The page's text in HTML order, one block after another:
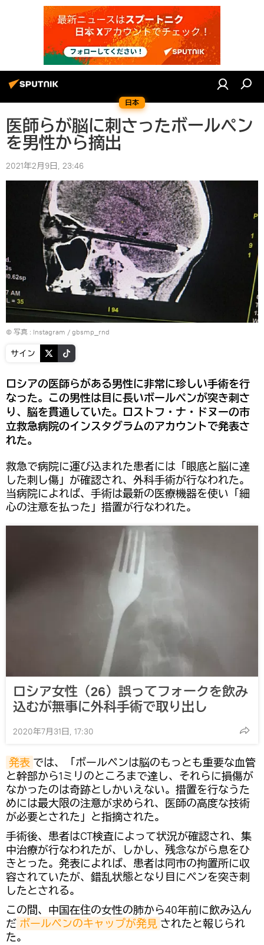
日本
医師らが脳に刺さったボールペン
を男性から摘出
2021年2月9日, 23:46
© 写真 : Instagram / gbsmp_rnd
サイン
ロシアの医師らがある男性に非常に珍しい手術を行
なった。この男性は目に長いボールペンが突き刺さ
り、脳を貫通していた。ロストフ・ナ・ドヌーの市
立救急病院のインスタグラムのアカウントで発表さ
れた。
救急で病院に運び込まれた患者には「眼底と脳に達
した刺し傷」が確認され、外科手術が行なわれた。
当病院によれば、手術は最新の医療機器を使い「細
心の注意を払った」措置が行なわれた。
ロシア女性（26）誤ってフォークを飲み
込むが無事に外科手術で取り出し
2020年7月31日, 17:30
発表 では、「ボールペンは脳のもっとも重要な血管
と幹部から1ミリのところまで達し、それらに損傷が
なかったのは奇跡としかいえない。措置を行なうた
めには最大限の注意が求められ、医師の高度な技術
が必要とされた」と指摘された。
手術後、患者はCT検査によって状況が確認され、集
中治療が行なわれたが、しかし、残念ながら息をひ
きとった。発表によれば、患者は同市の拘置所に収
容されていたが、錯乱状態となり目にペンを突き刺
したとされる。
この間、中国在住の女性の肺から40年前に飲み込ん
だ ボールペンのキャップが発見 されたと報じられ
た。